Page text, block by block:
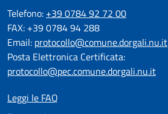
Telefono: +39 0784 92 72 00
FAX: +39 0784 94 288
Email: protocollo@comune.dorgali.nu.it
Posta Elettronica Certificata:
protocollo@pec.comune.dorgali.nu.it
Leggi le FAQ